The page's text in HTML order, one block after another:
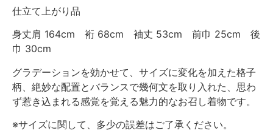
仕立て上がり品
身丈肩 164cm 裄 68cm 袖丈 53cm 前巾 25cm 後
巾 30cm
グラデーションを効かせて、サイズに変化を加えた格子
柄、絶妙な配置とバランスで幾何文を取り入れた、思わ
ず惹き込まれる感覚を覚える魅力的なお召し着物です。
※サイズに関して、多少の誤差はご了承ください。